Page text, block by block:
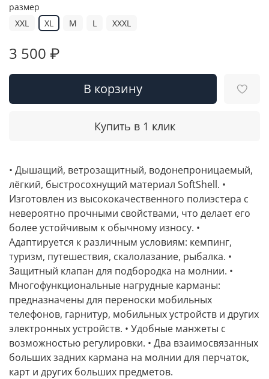
размер
XXL
XL M L XXXL
3 500 ₽
В корзину
Купить в 1 клик
• Дышащий, ветрозащитный, водонепроницаемый,
лёгкий, быстросохнущий материал SoftShell. •
Изготовлен из высококачественного полиэстера с
невероятно прочными свойствами, что делает его
более устойчивым к обычному износу. •
Адаптируется к различным условиям: кемпинг,
туризм, путешествия, скалолазание, рыбалка. •
Защитный клапан для подбородка на молнии. •
Многофункциональные нагрудные карманы:
предназначены для переноски мобильных
телефонов, гарнитур, мобильных устройств и других
электронных устройств. • Удобные манжеты с
возможностью регулировки. • Два взаимосвязанных
больших задних кармана на молнии для перчаток,
карт и других больших предметов.